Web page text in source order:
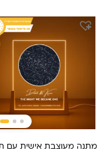
מתנה מעוצבת אישית עם
המחיר
היה:
המחיר
הוא: